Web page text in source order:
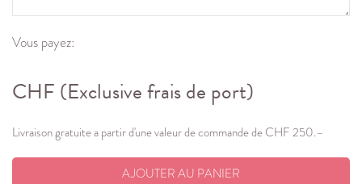
Vous payez:
CHF (Exclusive frais de port)
Livraison gratuite a partir d'une valeur de commande de CHF 250.–
AJOUTER AU PANIER